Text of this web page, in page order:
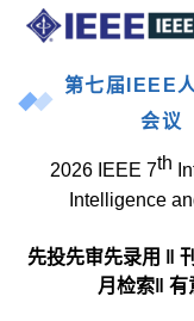
第七届IEEE
会议
2026 IEEE 7th
Intelligence
先投先审先录用 ‖
月检索‖